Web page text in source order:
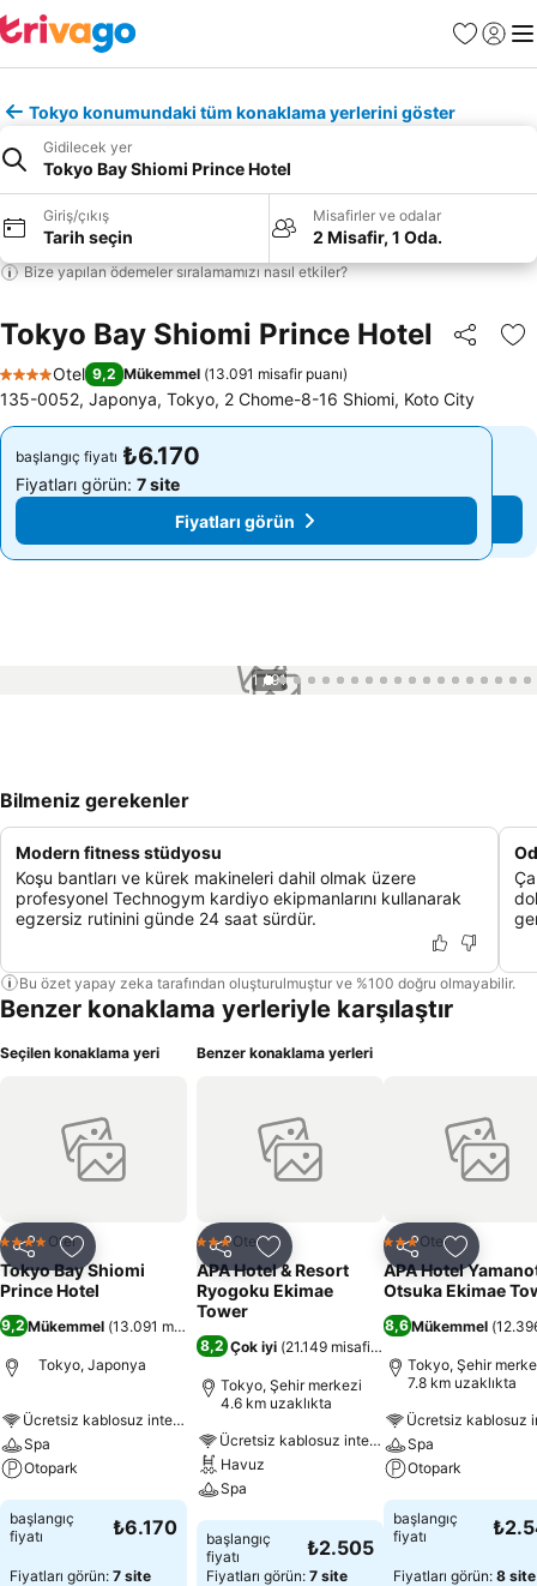
Favoriler
Giriş
Tokyo konumundaki tüm konaklama yerlerini göster
Gidilecek yer
Tokyo Bay Shiomi Prince Hotel
Giriş/çıkış
Tarih seçin
Misafirler ve odalar
2 Misafir, 1 Oda.
Bize yapılan ödemeler sıralamamızı nasıl etkiler?
Tokyo Bay Shiomi Prince Hotel Paylaş
4 Yıldız
Otel 9,2 Mükemmel (13.091 misafir puanı)
135-0052, Japonya, Tokyo, 2 Chome-8-16 Shiomi, Koto City
başlangıç fiyatı ₺6.170
Fiyatları görün: 7 site
Fiyatları görün
başlangıç fiyatı ₺6.170
Fiyatları görün: 7 site
Fiyatları görün
1 / 91
Bilmeniz gerekenler
Modern fitness stüdyosu
Koşu bantları ve kürek makineleri dahil olmak üzere
profesyonel Technogym kardiyo ekipmanlarını kullanarak
egzersiz rutinini günde 24 saat sürdür.
Bu özet yapay zeka tarafından oluşturulmuştur ve %100 doğru olmayabilir.
Benzer konaklama yerleriyle karşılaştır
Seçilen konaklama yeri
Paylaş Favorilerime ekle
4 Yıldız Otel
Tokyo Bay Shiomi
Prince Hotel
9,2Mükemmel (13.091 misafir puanı
Tokyo, Japonya
Ücretsiz kablosuz internet
Spa
Otopark
Fiyatları görün
başlangıç
fiyatı
₺6.170
Fiyatları görün: 7 site
Benzer konaklama yerleri
Paylaş Favorilerime ekle
3 YıldızOtel
APA Hotel & Resort
Ryogoku Ekimae
Tower
8,2 Çok iyi (21.149 misafir puanı
Tokyo, Şehir merkezi
4.6 km uzaklıkta
Ücretsiz kablosuz internet
Havuz
Spa
Fiyatları görün
başlangıç
fiyatı
₺2.505
Fiyatları görün: 7 site
Paylaş
3 YıldızOtel
APA Hotel
Otsuka Ekimae
8,6Mükemmel (
Tokyo, Şehir
7.8 km uzaklıkta
Spa
Otopark
Fiyatları görün
başlangıç
fiyatı
Fiyatları görün: 8 site